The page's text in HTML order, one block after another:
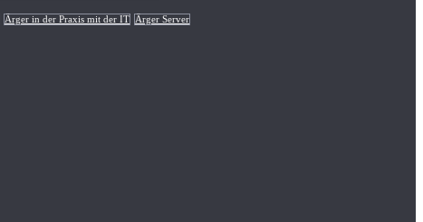
Ärger in der Praxis mit der IT Ärger Server